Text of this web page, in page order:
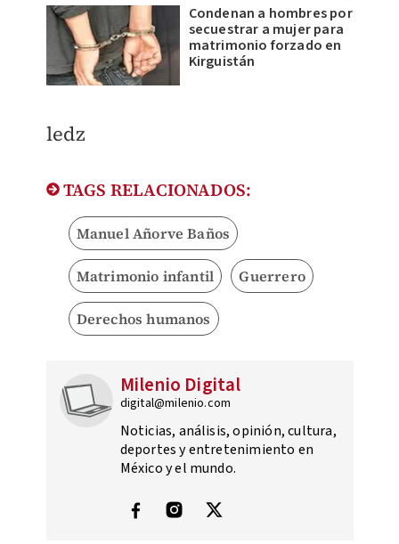
Condenan a hombres por
secuestrar a mujer para
matrimonio forzado en
Kirguistán
ledz
TAGS RELACIONADOS:
Manuel Añorve Baños
Matrimonio infantil Guerrero
Derechos humanos
Milenio Digital
digital@milenio.com
Noticias, análisis, opinión, cultura,
deportes y entretenimiento en
México y el mundo.